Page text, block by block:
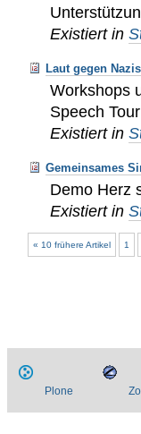
Existiert in
Laut gegen
Workshops
Speech Tour
Existiert in
Gemeinsames
Demo Herz
Existiert in
« 10 frühere Artikel 1
Plone